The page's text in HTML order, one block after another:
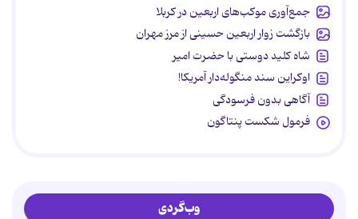
جمع‌آوری موکب‌های اربعین در کربلا
بازگشت زوار اربعین حسینی از مرز مهران
شاه کلید دوستی با حضرت امیر
اوکراین سند منگوله‌دار آمریکا!
آگاهی بدون فرسودگی
فرمول شکست پنتاگون
وب‌گردی